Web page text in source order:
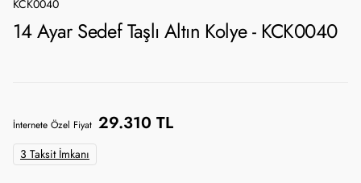
KCK0040
14 Ayar Sedef Taşlı Altın Kolye - KCK0040
İnternete Özel Fiyat 29.310 TL
3 Taksit İmkanı